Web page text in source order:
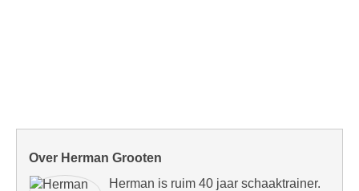
Over Herman Grooten
Herman is ruim 40 jaar schaaktrainer.